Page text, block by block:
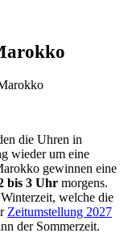
die Uhren in
wieder um eine
gewinnen eine
bis 3 Uhr morgens.
welche die
Zeitumstellung 2027
der Sommerzeit.